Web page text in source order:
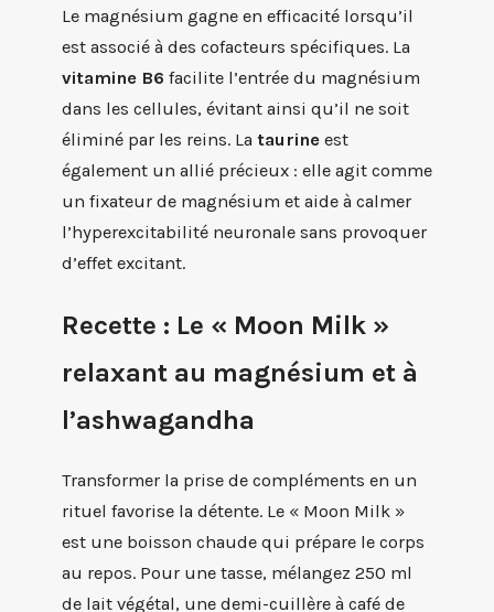
Le magnésium gagne en efficacité lorsqu’il
est associé à des cofacteurs spécifiques. La
vitamine B6 facilite l’entrée du magnésium
dans les cellules, évitant ainsi qu’il ne soit
éliminé par les reins. La taurine est
également un allié précieux : elle agit comme
un fixateur de magnésium et aide à calmer
l’hyperexcitabilité neuronale sans provoquer
d’effet excitant.
Recette : Le « Moon Milk »
relaxant au magnésium et à
l’ashwagandha
Transformer la prise de compléments en un
rituel favorise la détente. Le « Moon Milk »
est une boisson chaude qui prépare le corps
au repos. Pour une tasse, mélangez 250 ml
de lait végétal, une demi-cuillère à café de